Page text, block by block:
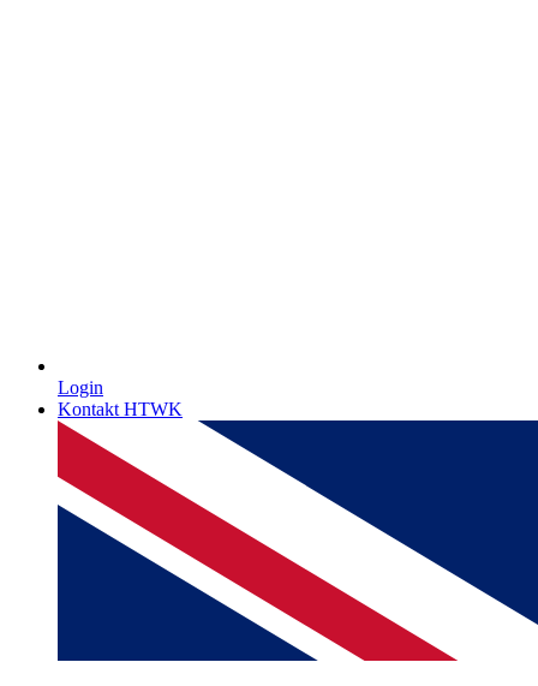
Login
Kontakt HTWK